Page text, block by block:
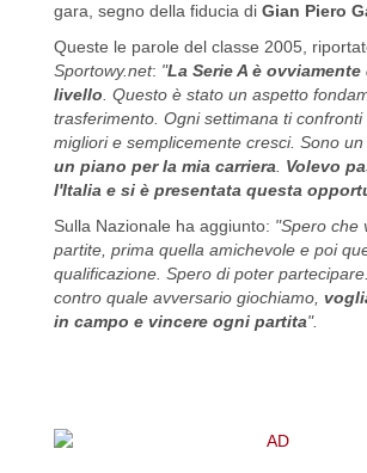
gara, segno della fiducia di Gian Piero
Queste le parole del classe 2005,
Sportowy.net: "La Serie A è
livello. Questo è stato un aspetto
trasferimento. Ogni settimana ti
migliori e semplicemente cresci. Sono
un piano per la mia carriera. Volevo
l'Italia e si è presentata questa
Sulla Nazionale ha aggiunto: "Spero che
partite, prima quella amichevole e poi
qualificazione. Spero di poter
contro quale avversario giochiamo,
in campo e vincere ogni partita".